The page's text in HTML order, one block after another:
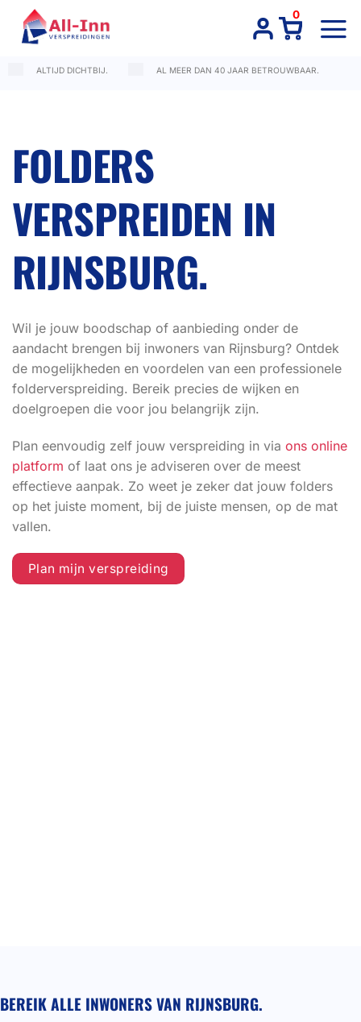
naar
0
ALTIJD DICHTBIJ. AL MEER DAN 40 JAAR BETROUWBAAR.
FOLDERS
VERSPREIDEN IN
RIJNSBURG.
Wil je jouw boodschap of aanbieding onder de
aandacht brengen bij inwoners van Rijnsburg? Ontdek
de mogelijkheden en voordelen van een professionele
folderverspreiding. Bereik precies de wijken en
doelgroepen die voor jou belangrijk zijn.
Plan eenvoudig zelf jouw verspreiding in via ons online
platform of laat ons je adviseren over de meest
effectieve aanpak. Zo weet je zeker dat jouw folders
op het juiste moment, bij de juiste mensen, op de mat
vallen.
Plan mijn verspreiding
BEREIK ALLE INWONERS VAN RIJNSBURG.